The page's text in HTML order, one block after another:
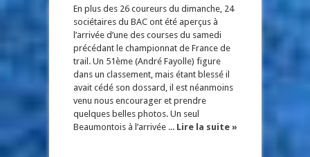
En plus des 26 coureurs du dimanche, 24
sociétaires du BAC ont été aperçus à
l’arrivée d’une des courses du samedi
précédant le championnat de France de
trail. Un 51ème (André Fayolle) figure
dans un classement, mais étant blessé il
avait cédé son dossard, il est néanmoins
venu nous encourager et prendre
quelques belles photos. Un seul
Beaumontois à l’arrivée ... Lire la suite »